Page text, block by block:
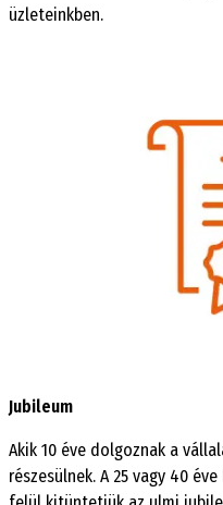
üzleteinkben.
Jubileum
Akik 10 éve dolgoznak a
részesülnek. A 25 vagy 40